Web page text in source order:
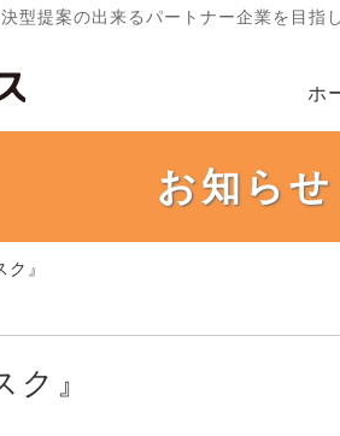
型提案の出来るパートナー企業を目指し
ホ
お知らせ
』
』